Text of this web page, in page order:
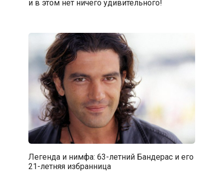
и в этом нет ничего удивительного!
Легенда и нимфа: 63-летний Бандерас и его
21-летняя избранница